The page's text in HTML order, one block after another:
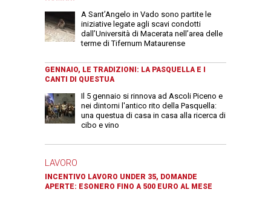
A Sant’Angelo in Vado sono partite le
iniziative legate agli scavi condotti
dall’Università di Macerata nell’area delle
terme di Tifernum Mataurense
GENNAIO, LE TRADIZIONI: LA PASQUELLA E I
CANTI DI QUESTUA
Il 5 gennaio si rinnova ad Ascoli Piceno e
nei dintorni l'antico rito della Pasquella:
una questua di casa in casa alla ricerca di
cibo e vino
LAVORO
INCENTIVO LAVORO UNDER 35, DOMANDE
APERTE: ESONERO FINO A 500 EURO AL MESE